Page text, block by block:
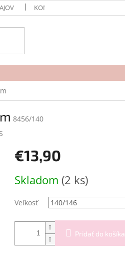
KONTAKTY
8456/140
€13,90
cena:
Skladom (2 ks)
Veľkosť
Pridať do košíka